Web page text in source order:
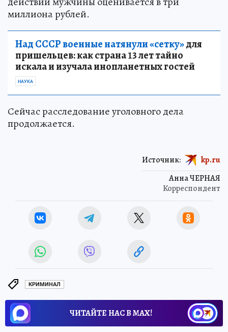
миллиона рублей.
Над СССР военные натянули «сетку»для
пришельцев: как страна 13 лет тайно
искала и изучала инопланетных гостей
НАУКА
Сейчас расследование уголовного дела
продолжается.
Анна ЧЕРНАЯ
Корреспондент
Источник: kp.ru
КРИМИНАЛ
ЧИТАЙТЕ НАС В МАХ!